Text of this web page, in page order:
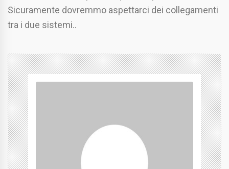
Sicuramente dovremmo aspettarci dei collegamenti
tra i due sistemi..